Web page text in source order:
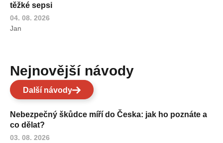
těžké sepsi
04. 08. 2026
Jan
Nejnovější návody
Další návody
Nebezpečný škůdce míří do Česka: jak ho poznáte a
co dělat?
03. 08. 2026